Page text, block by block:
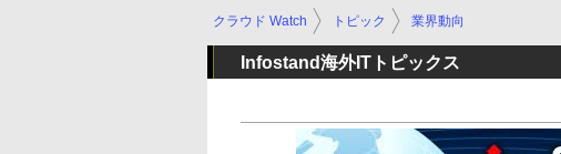
クラウド Watch トピック 業界動向
Infostand海外ITトピックス